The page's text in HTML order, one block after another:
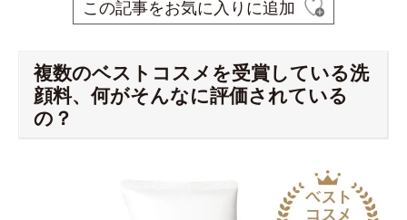
この記事をお気に入りに追加
複数のベストコスメを受賞している洗
顔料、何がそんなに評価されている
の？